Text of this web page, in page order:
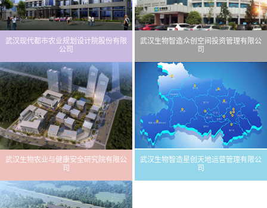
武汉现代都市农业规划设计院股份有限
公司
武汉生物智造众创空间投资管理有限公
司
武汉生物农业与健康安全研究院有限公
司
武汉生物智造星创天地运营管理有限公
司